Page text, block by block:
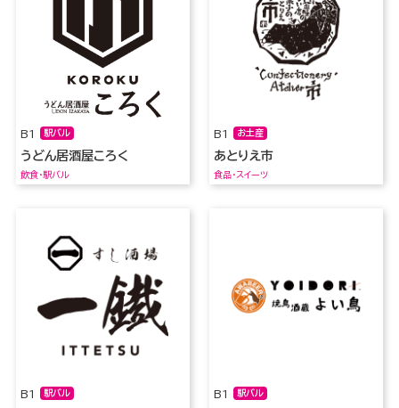
B1 駅バル
うどん居酒屋ころく
飲食・駅バル
B1 お土産
あとりえ市
食品・スイーツ
B1 駅バル B1 駅バル